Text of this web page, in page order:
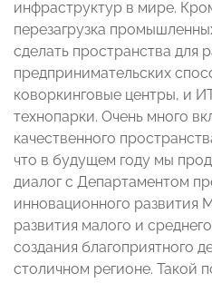
инфраструктур в мире.
перезагрузка
сделать пространства для
предпринимательских
коворкинговые центры, и
технопарки. Очень много
качественного
что в будущем году мы
диалог с Департаментом
инновационного развития
развития малого и
создания благоприятного
столичном регионе. Такой